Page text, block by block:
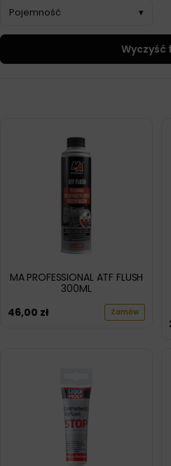
Pojemność ▾
Wyczyść
MA PROFESSIONAL ATF FLUSH
300ML
46,00 zł Zamów